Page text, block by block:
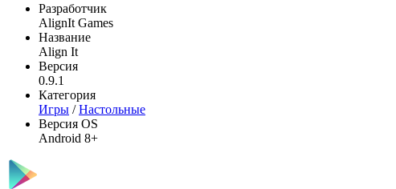
Разработчик
AlignIt Games
Название
Align It
Версия
0.9.1
Категория
Игры /Настольные
Версия OS
Android 8+